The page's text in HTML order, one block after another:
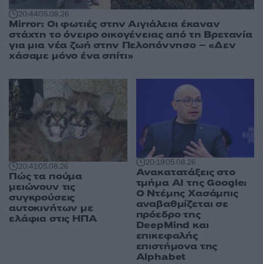
20:4405.08.26
Mirror: Οι φωτιές στην Αιγιάλεια έκαναν
στάχτη το όνειρο οικογένειας από τη Βρετανία
για μια νέα ζωή στην Πελοπόννησο – «Δεν
χάσαμε μόνο ένα σπίτι»
20:4105.08.26
Πώς τα πούμα
μειώνουν τις
συγκρούσεις
αυτοκινήτων με
ελάφια στις ΗΠΑ
20:1905.08.26
Ανακατατάξεις στο
τμήμα AI της Google:
Ο Ντέμης Χασάμπις
αναβαθμίζεται σε
πρόεδρο της
DeepMind και
επικεφαλής
επιστήμονα της
Alphabet